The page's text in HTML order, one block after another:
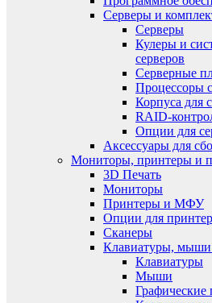
Серверы и
Серверы
Кулеры и
серверов
Серверные
Процессоры
Корпуса для
RAID-
Опции для
Аксессуары для
Мониторы, принтеры и
3D Печать
Мониторы
Принтеры и МФУ
Опции для
Сканеры
Клавиатуры, мыши
Клавиатуры
Мыши